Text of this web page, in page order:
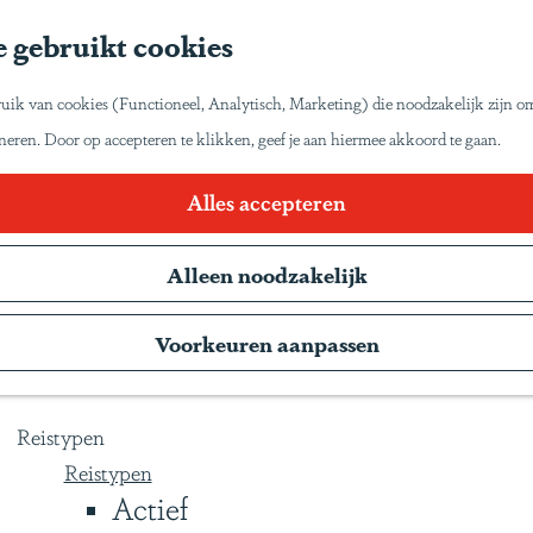
gebruikt cookies
van cookies (Functioneel, Analytisch, Marketing) die noodzakelijk zijn
Door op accepteren te klikken, geef je aan hiermee akkoord te gaan.
Alles accepteren
Alleen noodzakelijk
Voorkeuren aanpassen
Inspiratie
Reisinspiratie
Blog
Duurzaam reizen
Gente Mágica
Inspiratiedagen
KLM Holland Herald
Magazine
Webinars
Reistypen
Reistypen
Actief
zo van Latijns-Amerika laten genieten zoals wij